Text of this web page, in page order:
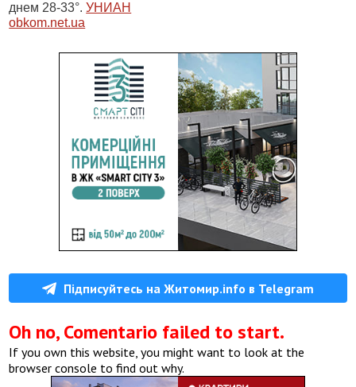
днем 28-33°.УНИАН
obkom.net.ua
Підписуйтесь на Житомир.info в Telegram
Oh no, Comentario failed to start.
If you own this website, you might want to look at the
browser console to find out why.